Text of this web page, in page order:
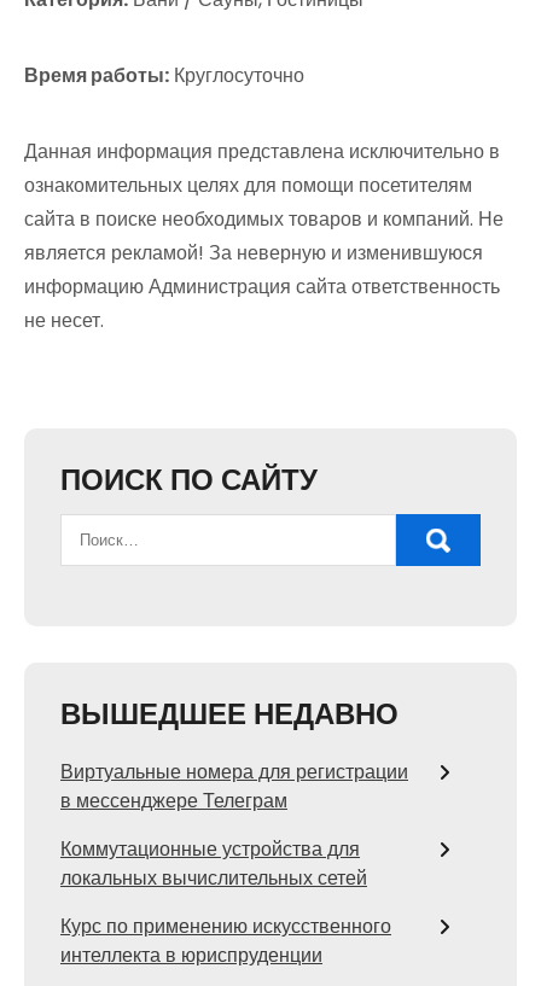
Время работы: Круглосуточно
Данная информация представлена исключительно в
ознакомительных целях для помощи посетителям
сайта в поиске необходимых товаров и компаний. Не
является рекламой! За неверную и изменившуюся
информацию Администрация сайта ответственность
не несет.
ПОИСК ПО САЙТУ
ВЫШЕДШЕЕ НЕДАВНО
Виртуальные номера для регистрации
в мессенджере Телеграм
Коммутационные устройства для
локальных вычислительных сетей
Курс по применению искусственного
интеллекта в юриспруденции